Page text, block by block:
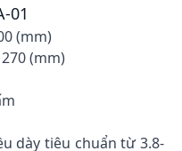
01
(mm)
(mm)
dày tiêu chuẩn từ 3.8-